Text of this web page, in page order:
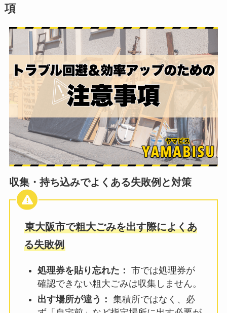
項
収集・持ち込みでよくある失敗例と対策
東大阪市で粗大ごみを出す際によくあ
る失敗例
処理券を貼り忘れた： 市では処理券が
確認できない粗大ごみは収集しません。
出す場所が違う： 集積所ではなく、必